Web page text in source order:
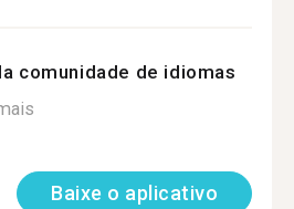
comunidade de idiomas
Baixe o aplicativo